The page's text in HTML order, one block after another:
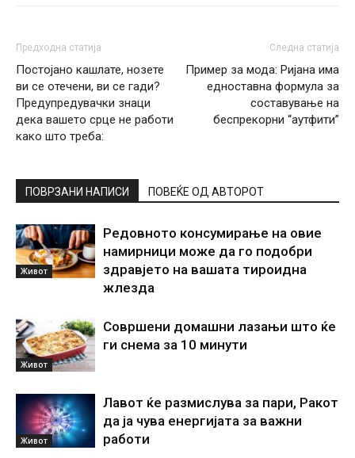
Предходна статија
Постојано кашлате, нозете
ви се отечени, ви се гади?
Предупредувачки знаци
дека вашето срце не работи
како што треба:
Следна статија
Пример за мода: Ријана има
едноставна формула за
составување на
беспрекорни “аутфити”
ПОВРЗАНИ НАПИСИ ПОВЕЌЕ ОД АВТОРОТ
Живот
Редовното консумирање на овие
намирници може да го подобри
здравјето на вашата тироидна
жлезда
Живот
Совршени домашни лазањи што ќе
ги снема за 10 минути
Живот
Лавот ќе размислува за пари, Ракот
да ја чува енергијата за важни
работи